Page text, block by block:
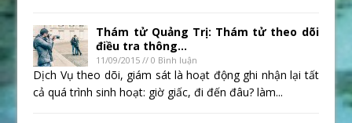
Thám tử Quảng Trị: Thám tử theo dõi
điều tra thông...
11/09/2015 // 0 Bình luận
Dịch Vụ theo dõi, giám sát là hoạt động ghi nhận lại tất
cả quá trình sinh hoạt: giờ giấc, đi đến đâu? làm...